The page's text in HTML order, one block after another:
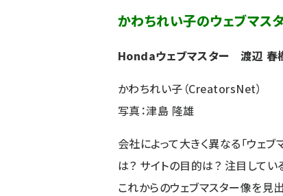
かわちれい子のウェブマス
Hondaウェブマスター 渡辺 春
かわちれい子（CreatorsNet）
写真：津島 隆雄
会社によって大きく異なる「ウェ
は？ サイトの目的は？ 注目してい
これからのウェブマスター像を見